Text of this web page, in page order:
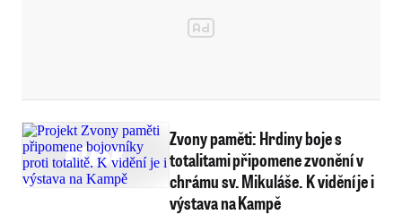
Zvony paměti: Hrdiny boje s
totalitami připomene zvonění v
chrámu sv. Mikuláše. K vidění je i
výstava na Kampě